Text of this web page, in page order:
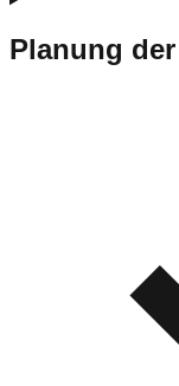
Planung